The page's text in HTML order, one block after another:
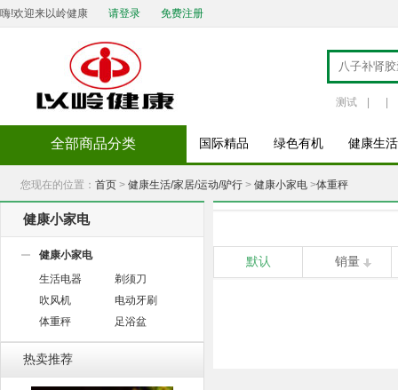
嗨!欢迎来以岭健康 请登录 免费注册
测试
全部商品分类 国际精品 绿色有机 健康生活
您现在的位置： 首页 > 健康生活/家居/运动/驴行 > 健康小家电 >体重秤
健康小家电
健康小家电
生活电器
剃须刀
吹风机
电动牙刷
体重秤
足浴盆
热卖推荐
默认 销量